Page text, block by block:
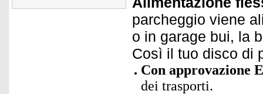
parcheggio viene
o in garage bui, la
Così il tuo disco di
Con approvazione
dei trasporti.